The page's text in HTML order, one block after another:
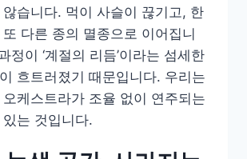
습니다. 먹이 사슬이 끊기고, 한
다른 종의 멸종으로 이어집니
정이 ‘계절의 리듬’이라는 섬세한
흐트러졌기 때문입니다. 우리는
케스트라가 조율 없이 연주되는
는 것입니다.